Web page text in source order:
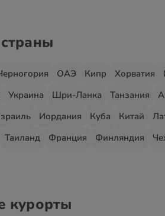
ОАЭ Кипр Хорватия
Украина Шри-Ланка Танзания
Иордания Куба Китай
Таиланд Франция Финляндия
курорты